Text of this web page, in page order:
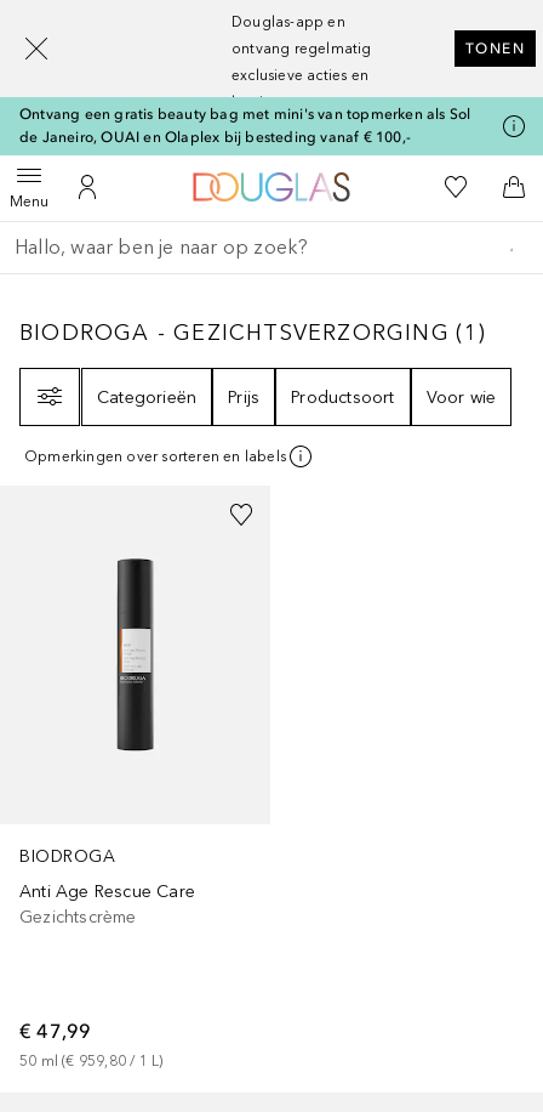
Douglas-app en
ontvang regelmatig
exclusieve acties en
kortingen
TONEN
Ontvang een gratis beauty bag met mini's van topmerken als Sol
de Janeiro, OUAI en Olaplex bij besteding vanaf € 100,-
MenuOpen menuNaar Mijn Account
Naar Douglas Home
Naar Mijn
Ga terug
Zoekopdracht uitvoeren
BIODROGA - GEZICHTSVERZORGING 1
BIODROGA - GEZICHTSVERZORGING (1 )
Categorieën
Prijs Productsoort Voor wie
Opmerkingen over sorteren en labels
BIODROGA
Anti Age Rescue Care
Gezichtscrème
€ 47,99
50 ml (€ 959,80 / 1 L)
[navigation.slideout.screenreader]